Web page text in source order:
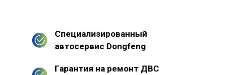
Специализированный
автосервис Dongfeng
Гарантия на ремонт ДВС